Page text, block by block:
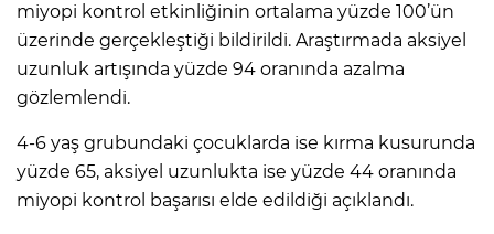
miyopi kontrol etkinliğinin ortalama yüzde 100’ün
üzerinde gerçekleştiği bildirildi. Araştırmada aksiyel
uzunluk artışında yüzde 94 oranında azalma
gözlemlendi.
4-6 yaş grubundaki çocuklarda ise kırma kusurunda
yüzde 65, aksiyel uzunlukta ise yüzde 44 oranında
miyopi kontrol başarısı elde edildiği açıklandı.